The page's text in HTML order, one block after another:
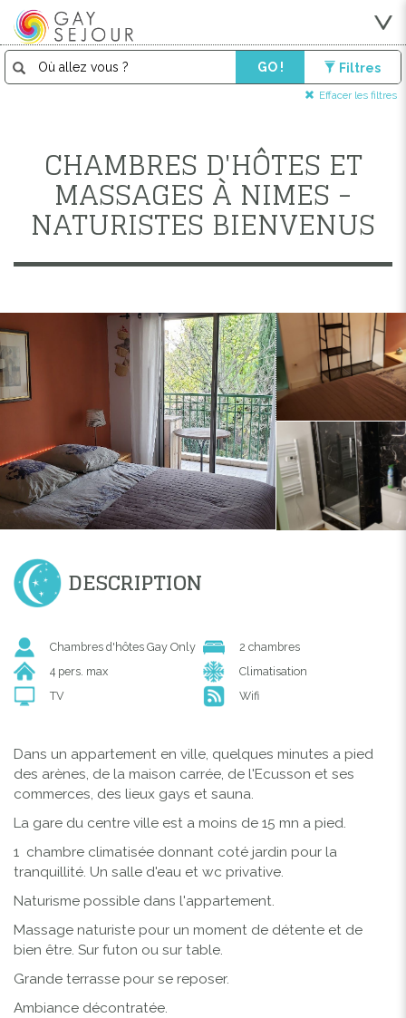
GO ! Filtres
Effacer les filtres
CHAMBRES D'HÔTES ET
MASSAGES À NIMES -
NATURISTES BIENVENUS
DESCRIPTION
Chambres d'hôtes Gay Only
2 chambres
4 pers. max
Climatisation
TV
Wifi
Dans un appartement en ville, quelques minutes a pied
des arènes, de la maison carrée, de l'Ecusson et ses
commerces, des lieux gays et sauna.
La gare du centre ville est a moins de 15 mn a pied.
1 chambre climatisée donnant coté jardin pour la
tranquillité. Un salle d'eau et wc privative.
Naturisme possible dans l'appartement.
Massage naturiste pour un moment de détente et de
bien être. Sur futon ou sur table.
Grande terrasse pour se reposer.
Ambiance décontratée.